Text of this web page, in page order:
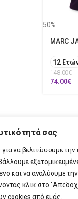
σας
να βελτιώσουμε την
και να αναλύουμε την
κλικ στο
cookies από εμάς.
50%
MARC
12
148.00€
74.00€